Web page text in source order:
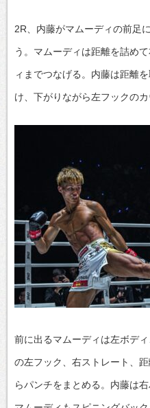
2R、内藤がマムーディの前足
う。マムーディは距離を詰め
ィまでつなげる。内藤は距離
け、下がりながら左フックのカ
前に出るマムーディは左ボデ
の左フック、右ストレート、
らパンチをまとめる。内藤は